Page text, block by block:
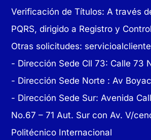
Verificación de Títulos: A través
PQRS, dirigido a Registro y
Otras solicitudes:
- Dirección Sede Cll 73: Calle 73
- Dirección Sede Norte : Av
- Dirección Sede Sur: Avenida
No.67 – 71 Aut. Sur con Av. V/
Politécnico Internacional